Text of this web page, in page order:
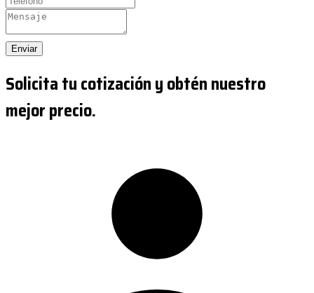
Enviar
Solicita tu cotización y obtén nuestro
mejor precio.